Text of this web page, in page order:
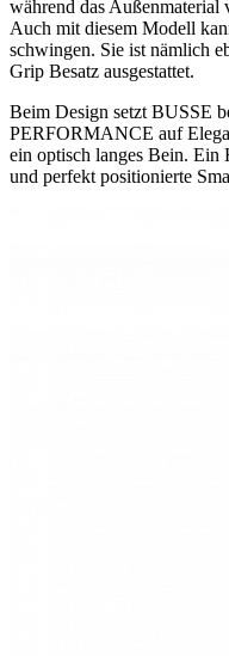
während das Außenmaterial
Auch mit diesem Modell
schwingen. Sie ist nämlich
Grip Besatz ausgestattet.
Beim Design setzt BUSSE
PERFORMANCE auf
ein optisch langes Bein. Ein
und perfekt positionierte